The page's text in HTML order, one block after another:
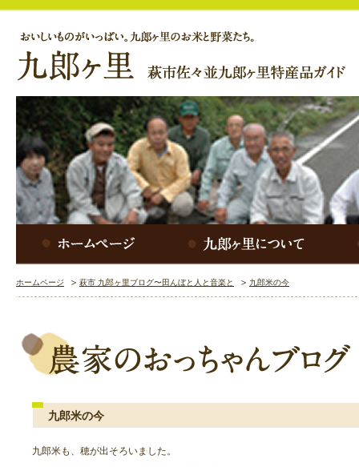
ホームページ 萩市 九郎ヶ里ブログ〜田んぼと人と音楽と 九郎米の今
九郎米の今
九郎米も、穂が出そろいました。